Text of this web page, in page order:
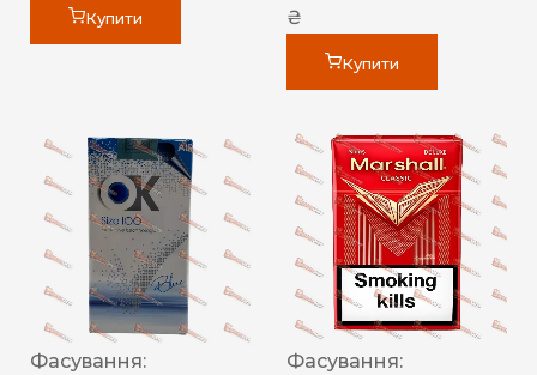
Купити
₴
Купити
Фасування:
Фасування: